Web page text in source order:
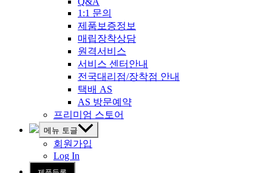
1:1 문의
제품보증정보
매립장착상담
원격서비스
서비스 센터안내
전국대리점/장착점 안내
택배 AS
AS 방문예약
프리미엄 스토어
메뉴 토글
회원가입
Log In